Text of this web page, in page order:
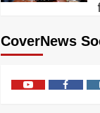
CoverNews
Youtube